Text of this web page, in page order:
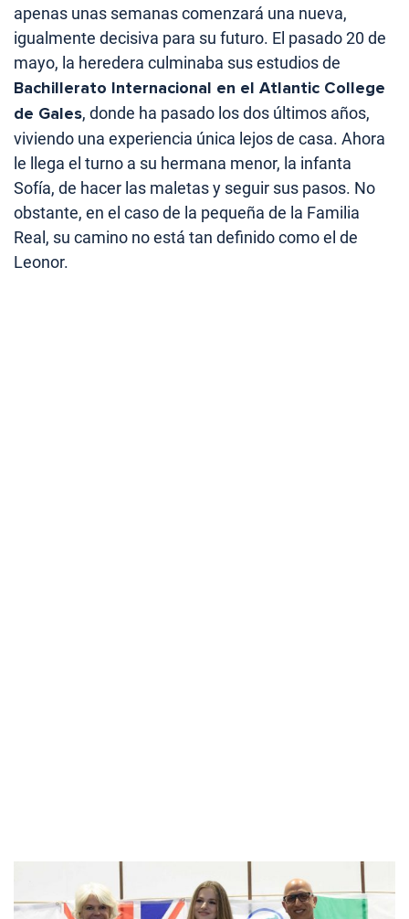
apenas unas semanas comenzará una nueva,
igualmente decisiva para su futuro. El pasado 20 de
mayo, la heredera culminaba sus estudios de
Bachillerato Internacional en el Atlantic College
de Gales, donde ha pasado los dos últimos años,
viviendo una experiencia única lejos de casa. Ahora
le llega el turno a su hermana menor, la infanta
Sofía, de hacer las maletas y seguir sus pasos. No
obstante, en el caso de la pequeña de la Familia
Real, su camino no está tan definido como el de
Leonor.